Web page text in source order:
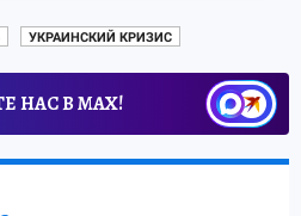
УКРАИНСКИЙ КРИЗИС
НАС В МАХ!